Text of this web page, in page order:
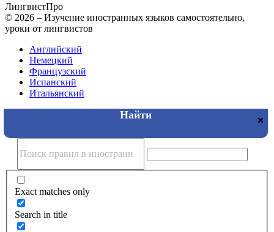
ЛингвистПро
© 2026 – Изучение иностранных языков самостоятельно,
уроки от лингвистов
Английский
Немецкий
Французский
Испанский
Итальянский
Exact matches only
Search in title